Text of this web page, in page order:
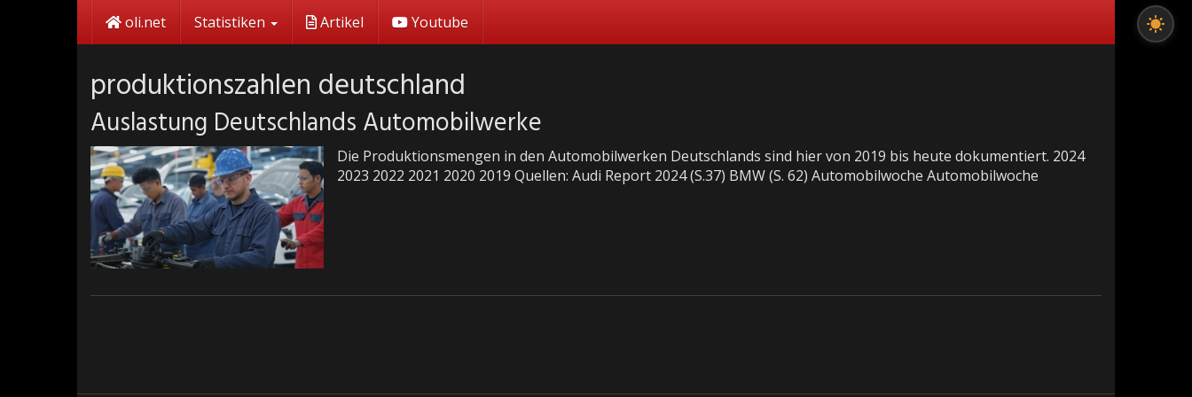
oli.net Statistiken Artikel Youtube
produktionszahlen deutschland
Auslastung Deutschlands Automobilwerke
Die Produktionsmengen in den Automobilwerken Deutschlands sind hier von 2019 bis heute dokumentiert. 2024
2023 2022 2021 2020 2019 Quellen: Audi Report 2024 (S.37) BMW (S. 62) Automobilwoche Automobilwoche